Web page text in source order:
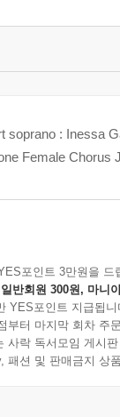
soprano : Inessa
Female
포인트 3만원을 드
일반회원 300원, 마니
YES포인트 지급됩니
부터 마지막 회차 주
사락 독서모임 게시
패션 및 판매금지 상